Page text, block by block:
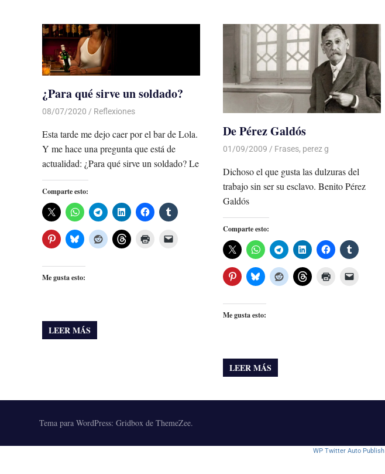
¿Para qué sirve un soldado?
08/07/2020 De todo un Poco
Reflexiones
Esta tarde me dejo caer por el bar de Lola.
Y me hace una pregunta que está de
actualidad: ¿Para qué sirve un soldado? Le
Comparte esto:
Me gusta esto:
LEER MÁS
De Pérez Galdós
01/09/2009 De todo un Poco
Frases, perez g
Dichoso el que gusta las dulzuras del
trabajo sin ser su esclavo. Benito Pérez
Galdós
Comparte esto:
Me gusta esto:
LEER MÁS
Tema para WordPress: Gridbox de ThemeZee.
WP Twitter Auto Publish